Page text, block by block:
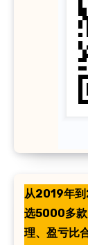
从2019年
选5000多款
理、盈亏比